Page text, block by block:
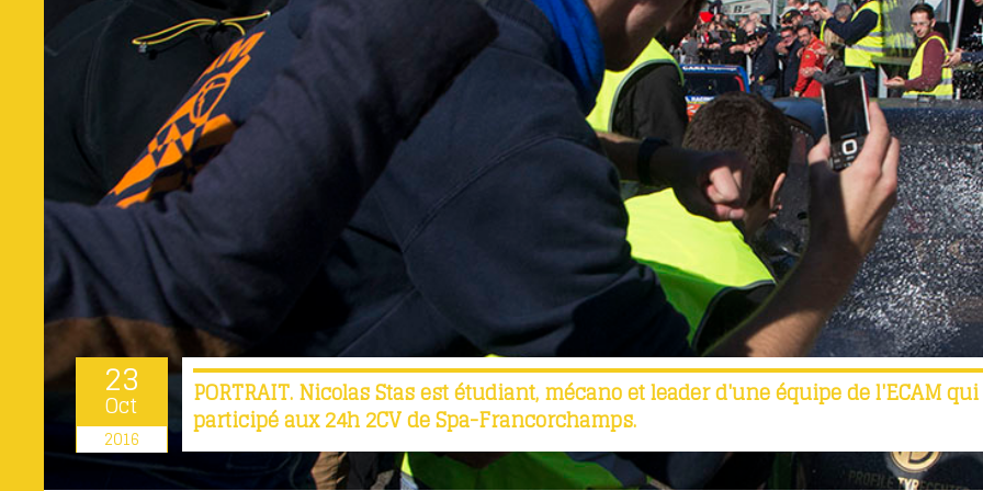
23
Oct
2016
PORTRAIT. Nicolas Stas est étudiant, mécano et leader d'une équipe de l'ECAM
participé aux 24h 2CV de Spa-Francorchamps.